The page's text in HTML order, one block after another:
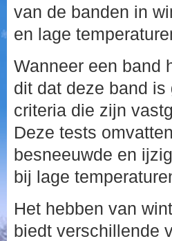
van de banden in
en lage
Wanneer een band
dit dat deze band
criteria die zijn
Deze tests
besneeuwde en
bij lage
Het hebben van
biedt verschillende